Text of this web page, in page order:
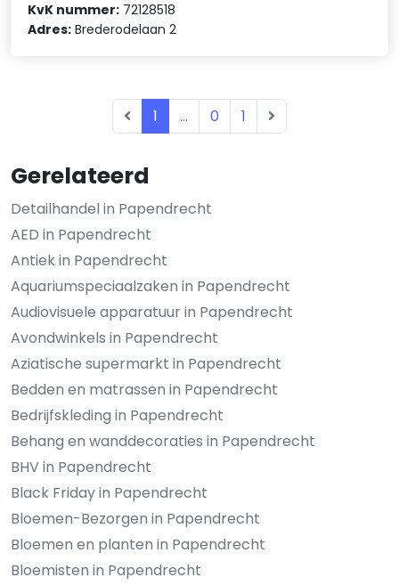
Gerelateerd
Detailhandel in Papendrecht
AED in Papendrecht
Antiek in Papendrecht
Aquariumspeciaalzaken in Papendrecht
Audiovisuele apparatuur in Papendrecht
Avondwinkels in Papendrecht
Aziatische supermarkt in Papendrecht
Bedden en matrassen in Papendrecht
Bedrijfskleding in Papendrecht
Behang en wanddecoraties in Papendrecht
BHV in Papendrecht
Black Friday in Papendrecht
Bloemen-Bezorgen in Papendrecht
Bloemen en planten in Papendrecht
Bloemisten in Papendrecht
KvK nummer: 72128518
Adres: Brederodelaan 2
1 ... 0 1